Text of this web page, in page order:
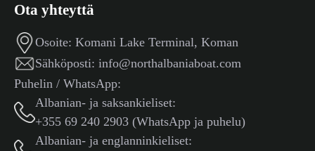
Ota yhteyttä
Osoite: Komani Lake Terminal, Koman
Sähköposti: info@northalbaniaboat.com
Puhelin / WhatsApp:
Albanian- ja saksankieliset:
+355 69 240 2903 (WhatsApp ja puhelu)
Albanian- ja englanninkieliset: